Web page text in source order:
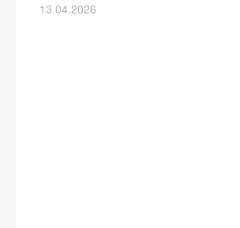
13.04.2026